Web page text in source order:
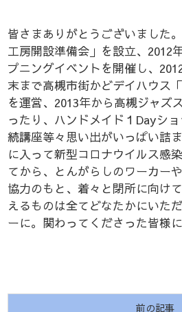
皆さまありがとうございました
工房開設準備会」を設立、2012
プニングイベントを開催し、
末まで高槻市街かどデイハウス
を運営、2013年から高槻ジャズ
ったり、ハンドメイド１Dayシ
続講座等々思い出がいっぱい詰
に入って新型コロナウイルス感
てから、とんがらしのワーカー
協力のもと、着々と閉所に向け
えるものは全てどなたかにいた
ーに。関わってくださった皆様
前の記事